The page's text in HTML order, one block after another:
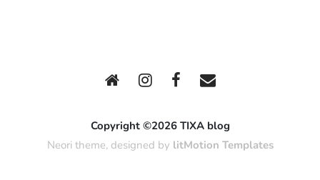
Copyright ©2026 TIXA blog
Neori theme, designed by litMotion Templates